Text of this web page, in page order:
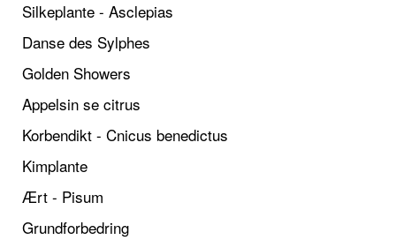
Silkeplante - Asclepias
Danse des Sylphes
Golden Showers
Appelsin se citrus
Korbendikt - Cnicus benedictus
Kimplante
Ært - Pisum
Grundforbedring